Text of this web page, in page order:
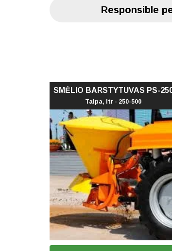
Responsible
SMĖLIO BARSTYTUVAS PS-
Talpa, ltr - 250-500